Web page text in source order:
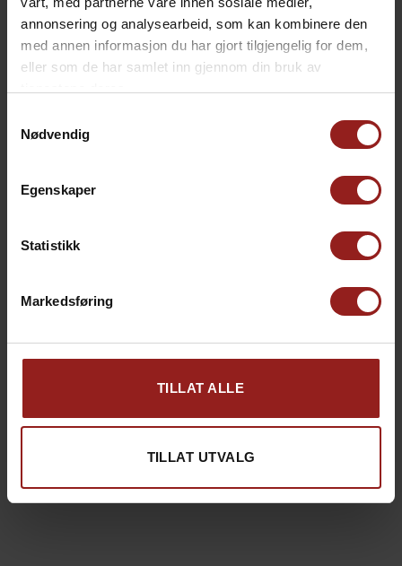
annonsering og analysearbeid, som kan kombinere den
med annen informasjon du har gjort tilgjengelig for dem,
eller som de har samlet inn gjennom din bruk av
Nødvendig
Egenskaper
Statistikk
Markedsføring
TILLAT ALLE
TILLAT UTVALG